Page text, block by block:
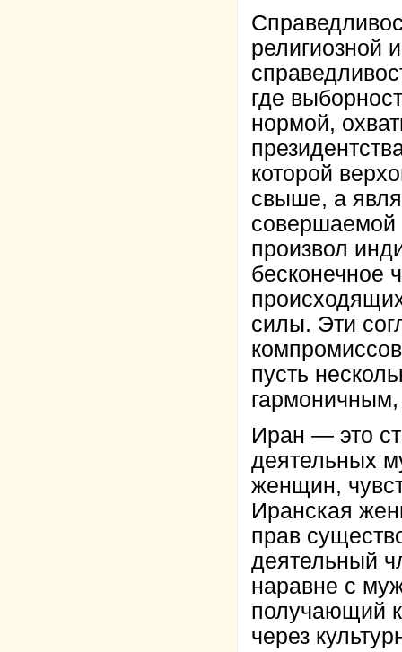
религиозной
где
нормой,
которой
свыше, а
совершаемой
произвол
бесконечное
силы. Эти
пусть
Иран — это
деятельных
женщин,
Иранская
прав
деятельный
наравне с
получающий
через